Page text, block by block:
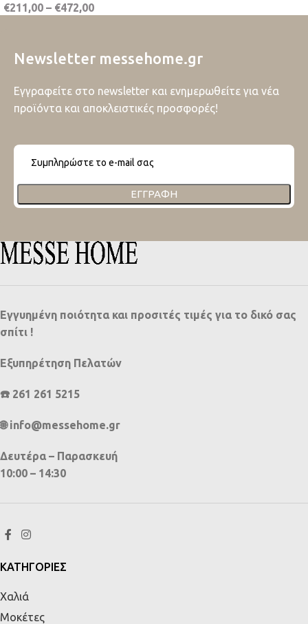
€211,00 – €472,00
Newsletter messehome.gr
Εγγραφείτε στο newsletter και ενημερωθείτε για νέα
προϊόντα και αποκλειστικές προσφορές!
ΕΓΓΡΑΦΉ
Εγγυημένη ποιότητα και προσιτές τιμές για το δικό σας
σπίτι !
Εξυπηρέτηση Πελατών
☎️ 261 261 5215
🌐 info@messehome.gr
Δευτέρα – Παρασκευή
10:00 – 14:30
ΚΑΤΗΓΟΡΙΕΣ
Χαλιά
Μοκέτες